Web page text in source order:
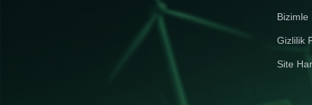
Bizimle
Gizlilik
Site